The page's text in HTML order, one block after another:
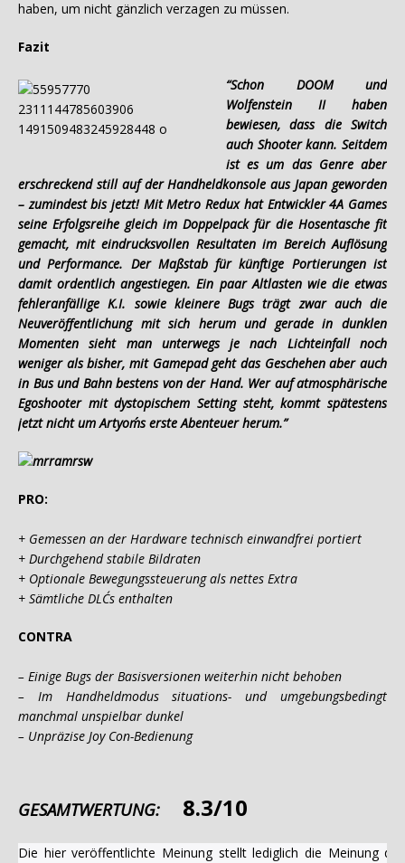
haben, um nicht gänzlich verzagen zu müssen.
Fazit
“Schon DOOM und
Wolfenstein II haben
bewiesen, dass die Switch
auch Shooter kann. Seitdem
ist es um das Genre aber
erschreckend still auf der Handheldkonsole aus Japan geworden
– zumindest bis jetzt! Mit Metro Redux hat Entwickler 4A Games
seine Erfolgsreihe gleich im Doppelpack für die Hosentasche fit
gemacht, mit eindrucksvollen Resultaten im Bereich Auflösung
und Performance. Der Maßstab für künftige Portierungen ist
damit ordentlich angestiegen. Ein paar Altlasten wie die etwas
fehleranfällige K.I. sowie kleinere Bugs trägt zwar auch die
Neuveröffentlichung mit sich herum und gerade in dunklen
Momenten sieht man unterwegs je nach Lichteinfall noch
weniger als bisher, mit Gamepad geht das Geschehen aber auch
in Bus und Bahn bestens von der Hand. Wer auf atmosphärische
Egoshooter mit dystopischem Setting steht, kommt spätestens
jetzt nicht um Artyom´s erste Abenteuer herum.”
PRO:
+ Gemessen an der Hardware technisch einwandfrei portiert
+ Durchgehend stabile Bildraten
+ Optionale Bewegungssteuerung als nettes Extra
+ Sämtliche DLC´s enthalten
CONTRA
– Einige Bugs der Basisversionen weiterhin nicht behoben
– Im Handheldmodus situations- und umgebungsbedingt
manchmal unspielbar dunkel
– Unpräzise Joy Con-Bedienung
GESAMTWERTUNG: 8.3/10
Die hier veröffentlichte Meinung stellt lediglich die Meinung